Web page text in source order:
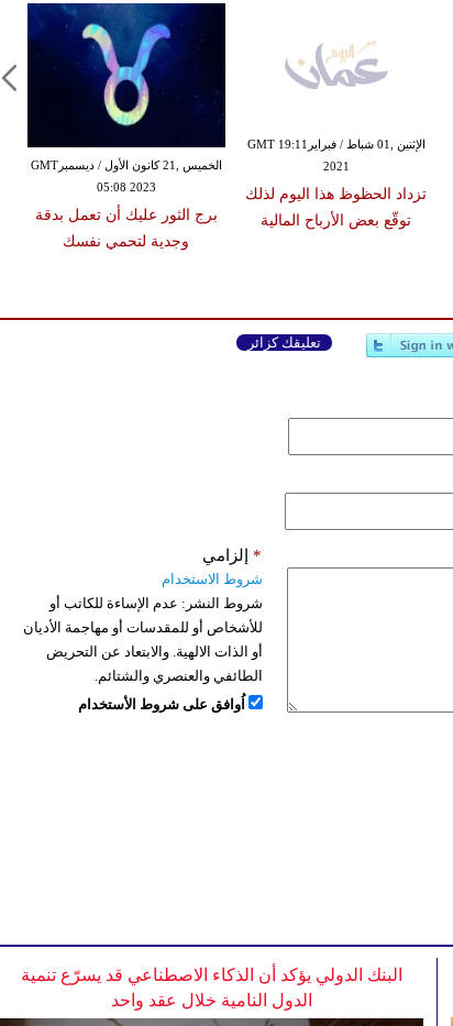
الخميس ,21 كانون الأول / ديسمبرGMT
05:08 2023
برج الثور عليك أن تعمل بدقة
وجدية لتحمي نفسك
الإثنين ,01 شباط / فبرايرGMT 19:11
2021
تزداد الحظوظ هذا اليوم لذلك
توقّع بعض الأرباح المالية
تعليقك كزائر
إلزامي *
شروط الاستخدام
شروط النشر: عدم الإساءة للكاتب أو
للأشخاص أو للمقدسات أو مهاجمة الأديان
أو الذات الالهية. والابتعاد عن التحريض
الطائفي والعنصري والشتائم.
اُوافق على شروط الأستخدام
البنك الدولي يؤكد أن الذكاء الاصطناعي قد يسرّع تنمية
الدول النامية خلال عقد واحد